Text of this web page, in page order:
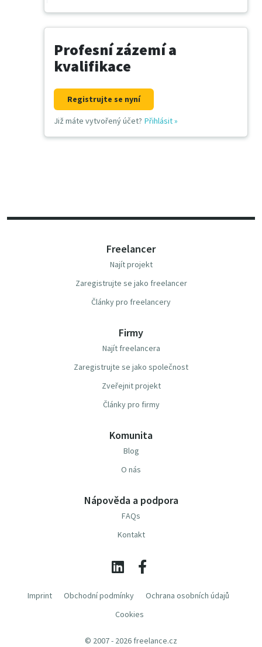
Profesní zázemí a
kvalifikace
Registrujte se nyní
Již máte vytvořený účet? Přihlásit»
Freelancer
Najít projekt
Zaregistrujte se jako freelancer
Články pro freelancery
Firmy
Najít freelancera
Zaregistrujte se jako společnost
Zveřejnit projekt
Články pro firmy
Komunita
Blog
O nás
Nápověda a podpora
FAQs
Kontakt
Imprint Obchodní podmínky
Ochrana osobních údajů
Cookies
© 2007 - 2026 freelance.cz